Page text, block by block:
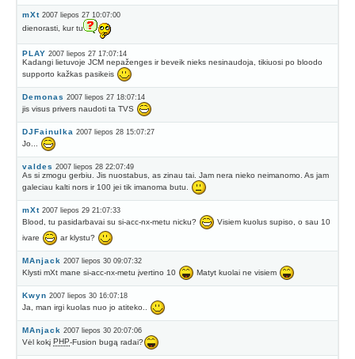
mXt 2007 liepos 27 10:07:00
dienorasti, kur tu
PLAY 2007 liepos 27 17:07:14
Kadangi lietuvoje JCM nepaženges ir beveik nieks nesinaudoja, tikiuosi po bloodo
supporto kažkas pasikeis
Demonas 2007 liepos 27 18:07:14
jis visus privers naudoti ta TVS
DJFainulka 2007 liepos 28 15:07:27
Jo...
valdes 2007 liepos 28 22:07:49
As si zmogu gerbiu. Jis nuostabus, as zinau tai. Jam nera nieko neimanomo. As jam
galeciau kalti nors ir 100 jei tik imanoma butu.
mXt 2007 liepos 29 21:07:33
Blood, tu pasidarbavai su si-acc-nx-metu nicku?
Visiem kuolus supiso, o sau 10
ivare
ar klystu?
MAnjack 2007 liepos 30 09:07:32
Klysti mXt mane si-acc-nx-metu įvertino 10 Matyt kuolai ne visiem
Kwyn 2007 liepos 30 16:07:18
Ja, man irgi kuolas nuo jo atiteko..
MAnjack 2007 liepos 30 20:07:06
Vėl kokį PHP-Fusion bugą radai?